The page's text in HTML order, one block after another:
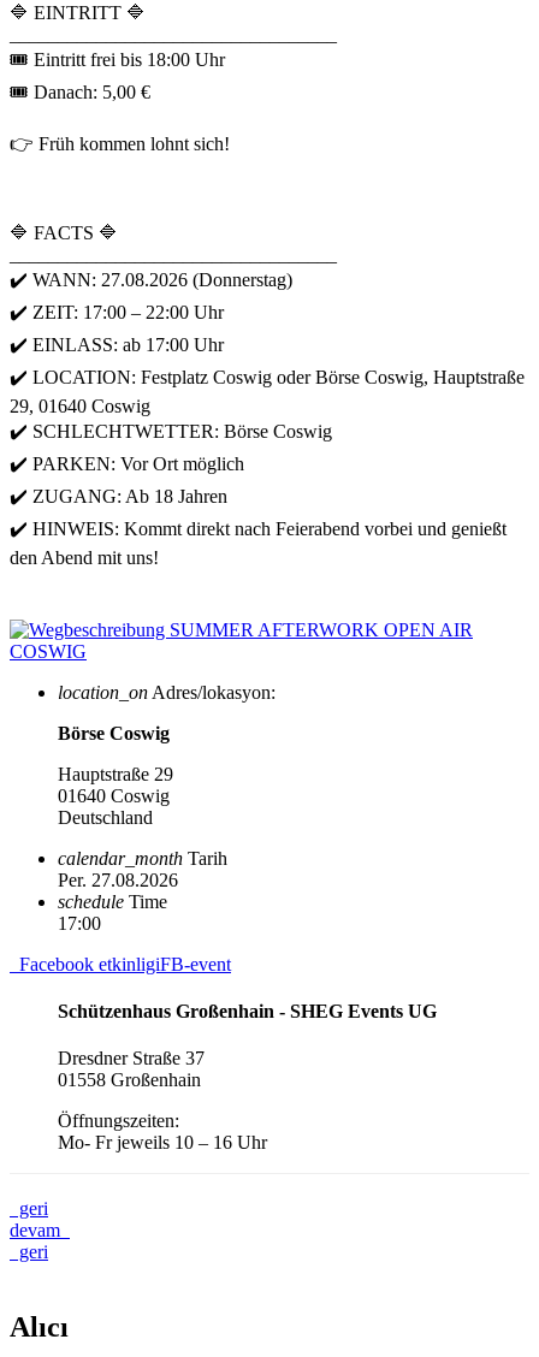
🔷 EINTRITT 🔷
🎟 Eintritt frei bis 18:00 Uhr
🎟 Danach: 5,00 €
👉 Früh kommen lohnt sich!
🔷 FACTS 🔷
✔️ WANN: 27.08.2026 (Donnerstag)
✔️ ZEIT: 17:00 – 22:00 Uhr
✔️ EINLASS: ab 17:00 Uhr
✔️ LOCATION: Festplatz Coswig oder Börse Coswig, Hauptstraße
29, 01640 Coswig
✔️ SCHLECHTWETTER: Börse Coswig
✔️ PARKEN: Vor Ort möglich
✔️ ZUGANG: Ab 18 Jahren
✔️ HINWEIS: Kommt direkt nach Feierabend vorbei und genießt
den Abend mit uns!
location_on Adres/lokasyon:
Börse Coswig
Hauptstraße 29
01640 Coswig
Deutschland
calendar_month Tarih
Per. 27.08.2026
schedule Time
17:00
Facebook etkinligiFB-event
Schützenhaus Großenhain - SHEG Events UG
Dresdner Straße 37
01558 Großenhain
Öffnungszeiten:
Mo- Fr jeweils 10 – 16 Uhr
geri
devam
geri
Alıcı